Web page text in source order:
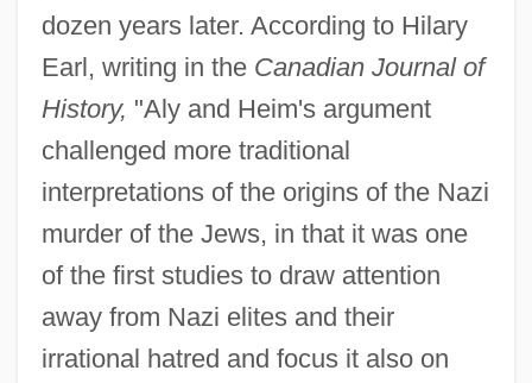
dozen years later. According to Hilary
Earl, writing in the Canadian Journal of
History, "Aly and Heim's argument
challenged more traditional
interpretations of the origins of the Nazi
murder of the Jews, in that it was one
of the first studies to draw attention
away from Nazi elites and their
irrational hatred and focus it also on